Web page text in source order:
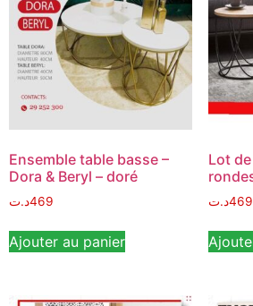
Ensemble table basse –
Dora & Beryl – doré
469د.ت
Ajouter au panier
Lot
469د.ت